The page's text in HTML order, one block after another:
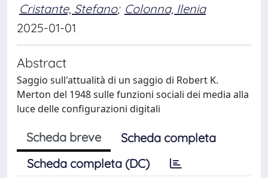
Cristante, Stefano; Colonna, Ilenia
2025-01-01
Abstract
Saggio sull'attualità di un saggio di Robert K.
Merton del 1948 sulle funzioni sociali dei media alla
luce delle configurazioni digitali
Scheda breve
Scheda completa
Scheda completa (DC)